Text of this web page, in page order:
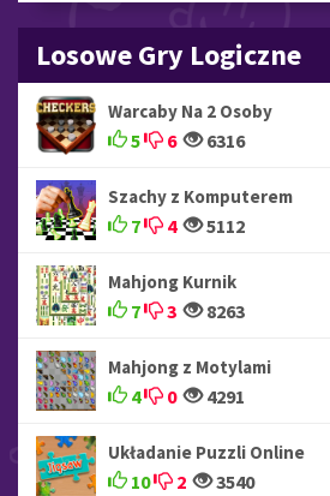
Losowe Gry Logiczne
Warcaby Na 2 Osoby
5 6 6316
Szachy z Komputerem
7 4 5112
Mahjong Kurnik
7 3 8263
Mahjong z Motylami
4 0 4291
Układanie Puzzli Online
10 2 3540